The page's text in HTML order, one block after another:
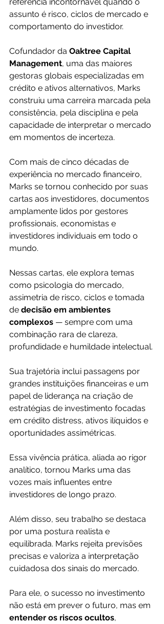
referência incontornável quando o
assunto é risco, ciclos de mercado e
comportamento do investidor.
Cofundador da Oaktree Capital
Management, uma das maiores
gestoras globais especializadas em
crédito e ativos alternativos, Marks
construiu uma carreira marcada pela
consistência, pela disciplina e pela
capacidade de interpretar o mercado
em momentos de incerteza.
Com mais de cinco décadas de
experiência no mercado financeiro,
Marks se tornou conhecido por suas
cartas aos investidores, documentos
amplamente lidos por gestores
profissionais, economistas e
investidores individuais em todo o
mundo.
Nessas cartas, ele explora temas
como psicologia do mercado,
assimetria de risco, ciclos e tomada
de decisão em ambientes
complexos — sempre com uma
combinação rara de clareza,
profundidade e humildade intelectual.
Sua trajetória inclui passagens por
grandes instituições financeiras e um
papel de liderança na criação de
estratégias de investimento focadas
em crédito distress, ativos ilíquidos e
oportunidades assimétricas.
Essa vivência prática, aliada ao rigor
analítico, tornou Marks uma das
vozes mais influentes entre
investidores de longo prazo.
Além disso, seu trabalho se destaca
por uma postura realista e
equilibrada. Marks rejeita previsões
precisas e valoriza a interpretação
cuidadosa dos sinais do mercado.
Para ele, o sucesso no investimento
não está em prever o futuro, mas em
entender os riscos ocultos,